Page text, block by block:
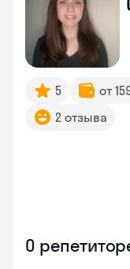
5 от
2 отзыва
О
Skyeng Chat
online